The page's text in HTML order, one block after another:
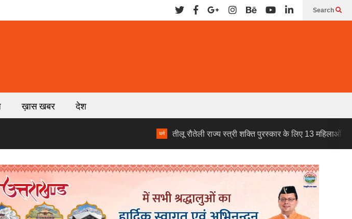
Search
ख़ास खबर देश
तीलू रौतेली राज्य स्त्री शक्ति पुरस्कार के लिए 13 महिलाओं का चयन, राज्य